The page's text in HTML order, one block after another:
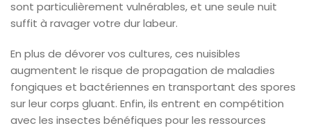
sont particulièrement vulnérables, et une seule nuit
suffit à ravager votre dur labeur.
En plus de dévorer vos cultures, ces nuisibles
augmentent le risque de propagation de maladies
fongiques et bactériennes en transportant des spores
sur leur corps gluant. Enfin, ils entrent en compétition
avec les insectes bénéfiques pour les ressources